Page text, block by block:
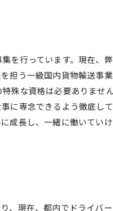
を行っています。現在、
う一級国内貨物輸送事
殊な資格は必要ありませ
に専念できるよう徹底し
成長し、一緒に働いてい
、現在、都内でドライバ